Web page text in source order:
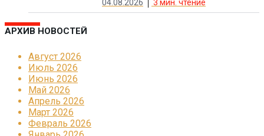
04.08.2026 3 мин. чтение
АРХИВ НОВОСТЕЙ
Август 2026
Июль 2026
Июнь 2026
Май 2026
Апрель 2026
Март 2026
Февраль 2026